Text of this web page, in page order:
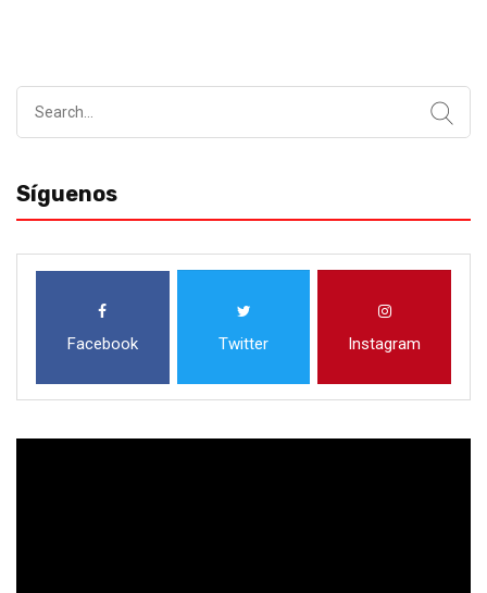
Síguenos
Facebook Twitter Instagram